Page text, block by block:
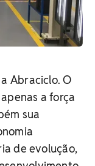
Abraciclo. O
a força
sua
de evolução,